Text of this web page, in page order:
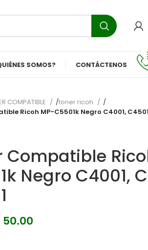
SOMOS? CONTÁCTENOS
COMPATIBLE
toner ricoh
Ricoh MP-C5501k Negro C4001,
Compatible
Negro C4001,
50.00